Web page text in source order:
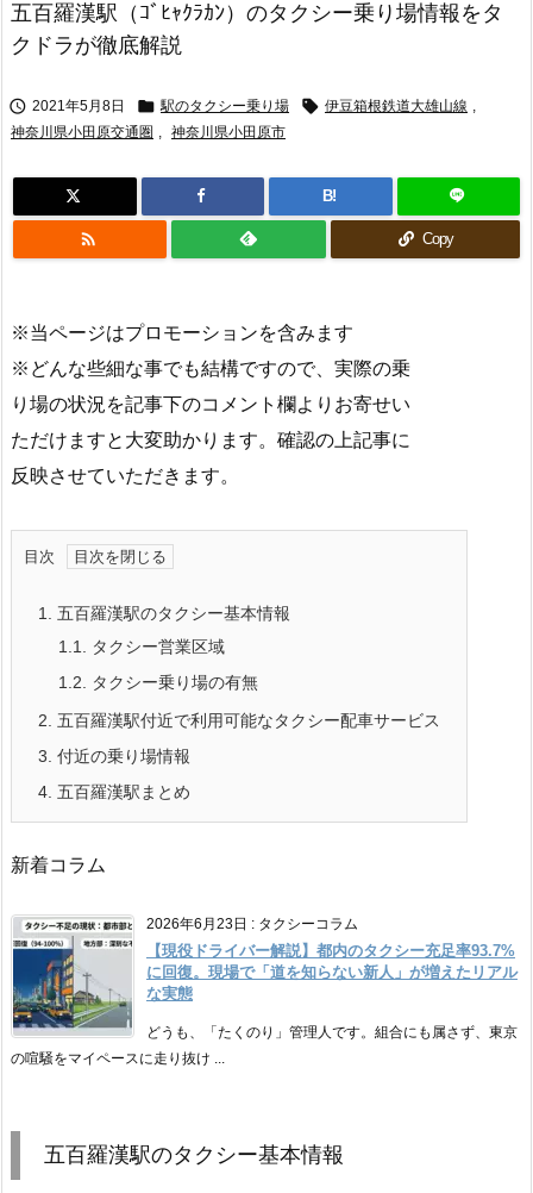
五百羅漢駅（ｺﾞﾋｬｸﾗｶﾝ）のタクシー乗り場情報をタ
クドラが徹底解説
 2021年5月8日  駅のタクシー乗り場  伊豆箱根鉄道大雄山線 ,
神奈川県小田原交通圏 , 神奈川県小田原市
B!
 Copy
※当ページはプロモーションを含みます
※どんな些細な事でも結構ですので、実際の乗
り場の状況を記事下のコメント欄よりお寄せい
ただけますと大変助かります。確認の上記事に
反映させていただきます。
目次
1.
五百羅漢駅のタクシー基本情報
1.1.
タクシー営業区域
1.2.
タクシー乗り場の有無
2. 五百羅漢駅付近で利用可能なタクシー配車サービス
3. 付近の乗り場情報
4. 五百羅漢駅まとめ
新着コラム
2026年6月23日 : タクシーコラム
【現役ドライバー解説】都内のタクシー充足率93.7%
に回復。現場で「道を知らない新人」が増えたリアル
な実態
どうも、「たくのり」管理人です。組合にも属さず、東京
の喧騒をマイペースに走り抜け ...
五百羅漢駅のタクシー基本情報